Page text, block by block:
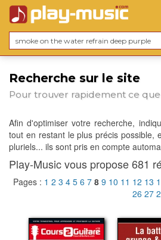
Recherche sur le site
Pour trouver rapidement ce que
Afin d'optimiser votre recherche,
tout en restant le plus précis possible,
pluriels... ils sont pris en compte
Play-Music vous propose 681
Pages : 1 2 3 4 5 6 7 8 9 10 11 12 13
26 27